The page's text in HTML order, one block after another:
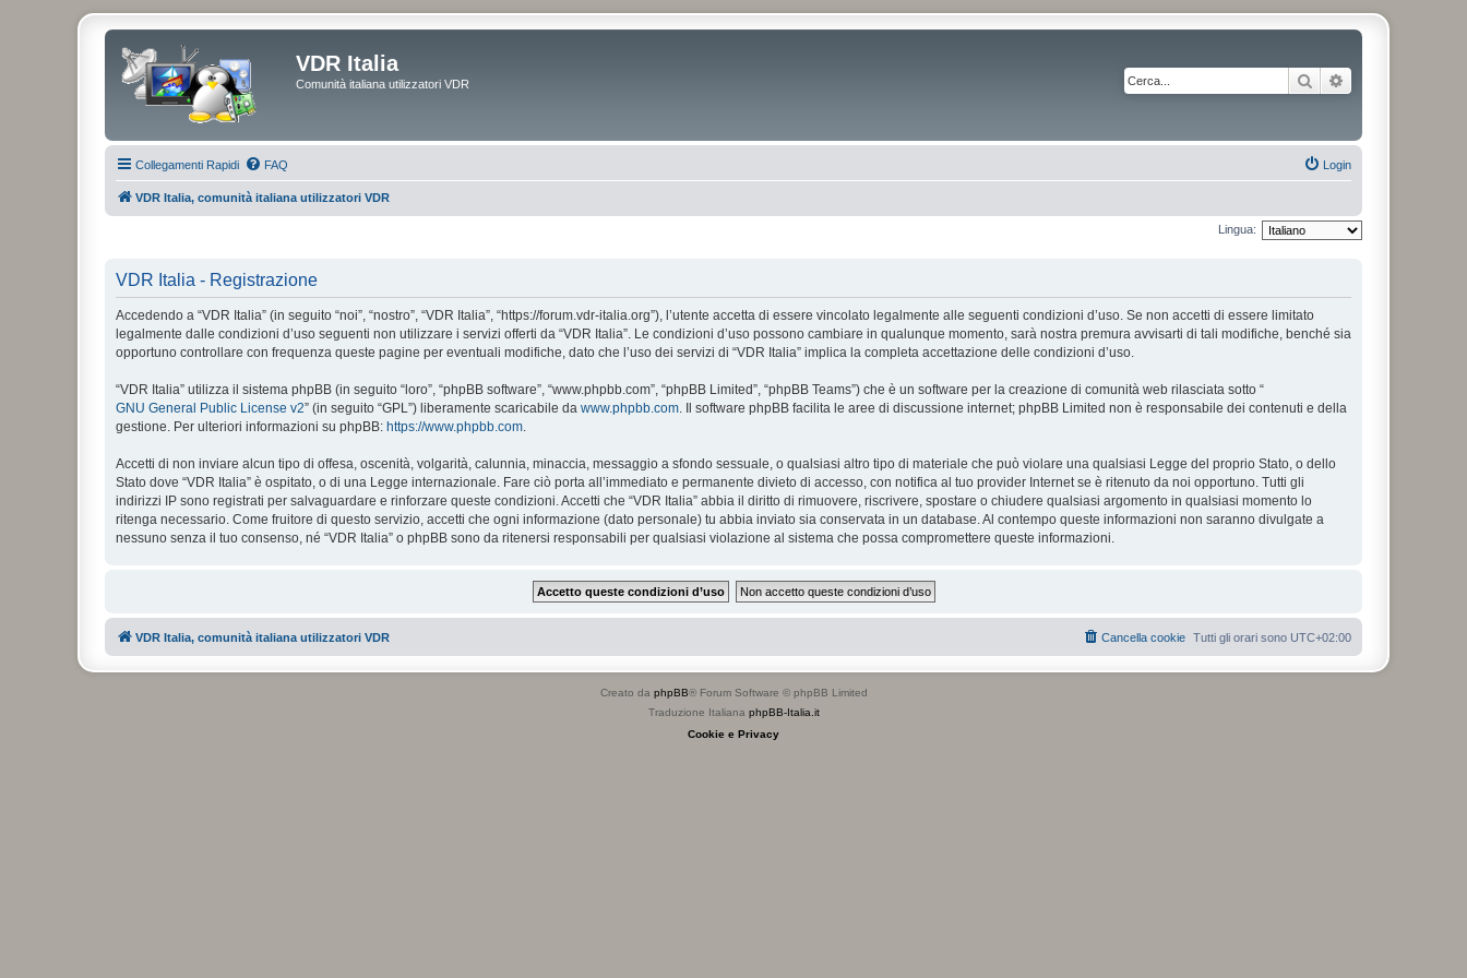
VDR Italia
Comunità italiana utilizzatori VDR Cerca
Collegamenti Rapidi FAQ Login
VDR Italia, comunità italiana utilizzatori VDR
Lingua:
VDR Italia - Registrazione
Accedendo a “VDR Italia” (in seguito “noi”, “nostro”, “VDR Italia”, “https://forum.vdr-italia.org”), l’utente accetta di essere vincolato legalmente alle seguenti condizioni d’uso. Se non accetti di essere limitato
legalmente dalle condizioni d’uso seguenti non utilizzare i servizi offerti da “VDR Italia”. Le condizioni d’uso possono cambiare in qualunque momento, sarà nostra premura avvisarti di tali modifiche, benché sia
opportuno controllare con frequenza queste pagine per eventuali modifiche, dato che l’uso dei servizi di “VDR Italia” implica la completa accettazione delle condizioni d’uso.
“VDR Italia” utilizza il sistema phpBB (in seguito “loro”, “phpBB software”, “www.phpbb.com”, “phpBB Limited”, “phpBB Teams”) che è un software per la creazione di comunità web rilasciata sotto “
GNU General Public License v2” (in seguito “GPL”) liberamente scaricabile da www.phpbb.com . Il software phpBB facilita le aree di discussione internet; phpBB Limited non è responsabile dei contenuti e della
gestione. Per ulteriori informazioni su phpBB: https://www.phpbb.com
Accetti di non inviare alcun tipo di offesa, oscenità, volgarità, calunnia, minaccia, messaggio a sfondo sessuale, o qualsiasi altro tipo di materiale che può violare una qualsiasi Legge del proprio Stato, o dello
Stato dove “VDR Italia” è ospitato, o di una Legge internazionale. Fare ciò porta all’immediato e permanente divieto di accesso, con notifica al tuo provider Internet se è ritenuto da noi opportuno. Tutti gli
indirizzi IP sono registrati per salvaguardare e rinforzare queste condizioni. Accetti che “VDR Italia” abbia il diritto di rimuovere, riscrivere, spostare o chiudere qualsiasi argomento in qualsiasi momento lo
ritenga necessario. Come fruitore di questo servizio, accetti che ogni informazione (dato personale) tu abbia inviato sia conservata in un database. Al contempo queste informazioni non saranno divulgate a
nessuno senza il tuo consenso, né “VDR Italia” o phpBB sono da ritenersi responsabili per qualsiasi violazione al sistema che possa compromettere queste informazioni.
VDR Italia, comunità italiana utilizzatori VDR Tutti gli orari sono UTC+02:00
Cancella cookie
Creato da phpBB® Forum Software © phpBB Limited
Traduzione Italiana phpBB-Italia.it
Cookie e Privacy